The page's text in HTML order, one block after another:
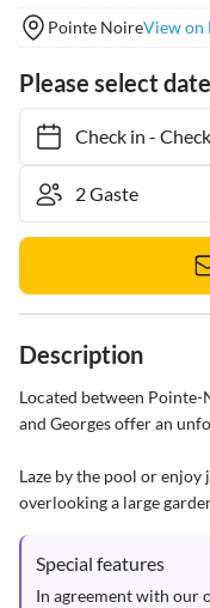
Pointe NoireView on
Please select
Check in- Check
Description
Located between Pointe-
and Georges offer an
Laze by the pool or
overlooking a large
Special features
In agreement with our